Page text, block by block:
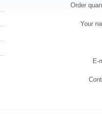
Order
Your
E-